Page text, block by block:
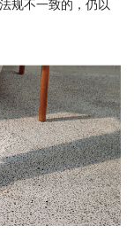
规不一致的，仍以